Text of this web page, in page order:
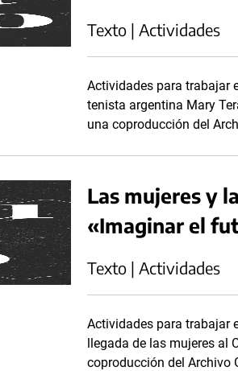
Texto | Actividades
Actividades para trabajar
tenista argentina Mary
una coproducción del
Las mujeres y
«Imaginar el
Texto | Actividades
Actividades para trabajar
llegada de las mujeres al
coproducción del Archivo